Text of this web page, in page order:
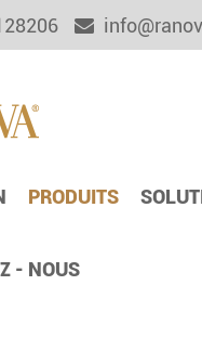
PRODUITS
- NOUS